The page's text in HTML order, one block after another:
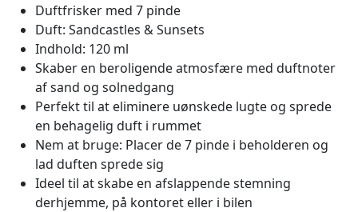
Duftfrisker med 7 pinde
Duft: Sandcastles & Sunsets
Indhold: 120 ml
Skaber en beroligende atmosfære med duftnoter
af sand og solnedgang
Perfekt til at eliminere uønskede lugte og sprede
en behagelig duft i rummet
Nem at bruge: Placer de 7 pinde i beholderen og
lad duften sprede sig
Ideel til at skabe en afslappende stemning
derhjemme, på kontoret eller i bilen